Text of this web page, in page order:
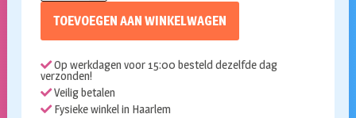
TOEVOEGEN AAN WINKELWAGEN
Op werkdagen voor 15:00 besteld dezelfde dag
verzonden!
Veilig betalen
Fysieke winkel in Haarlem